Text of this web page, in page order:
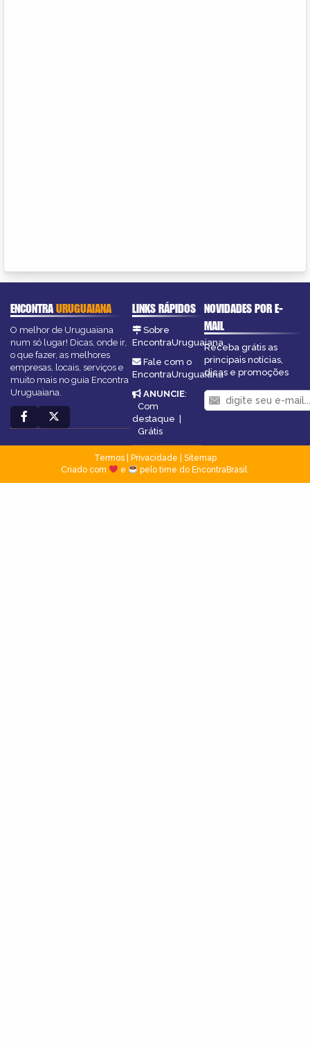
ENCONTRAURUGUAIANA
O melhor de Uruguaiana
num só lugar! Dicas, onde ir,
o que fazer, as melhores
empresas, locais, serviços e
muito mais no guia Encontra
Uruguaiana.
LINKS RÁPIDOS
Sobre
EncontraUruguaiana
Fale com o
EncontraUruguaiana
ANUNCIE:
Com
destaque |
Grátis
NOVIDADES POR E-
MAIL
Receba grátis as
principais notícias,
dicas e promoções
Termos| Privacidade
Sitemap
Criado com
e pelo time do EncontraBrasil